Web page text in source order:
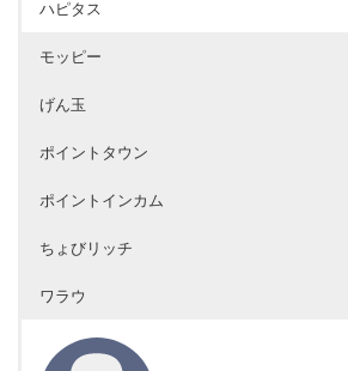
ハピタス
モッピー
げん玉
ポイントタウン
ポイントインカム
ちょびリッチ
ワラウ